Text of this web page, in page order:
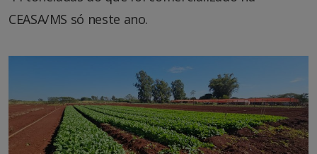
CEASA/MS só neste ano.